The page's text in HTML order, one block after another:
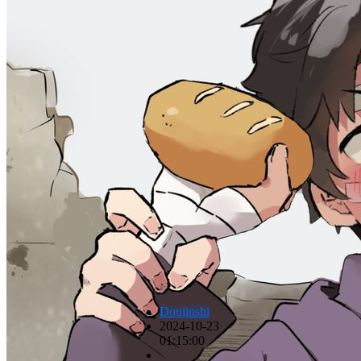
Doujinshi
2024-10-23
01:15:00